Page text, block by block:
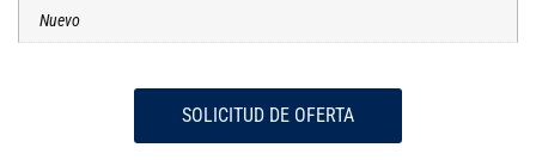
Nuevo
SOLICITUD DE OFERTA